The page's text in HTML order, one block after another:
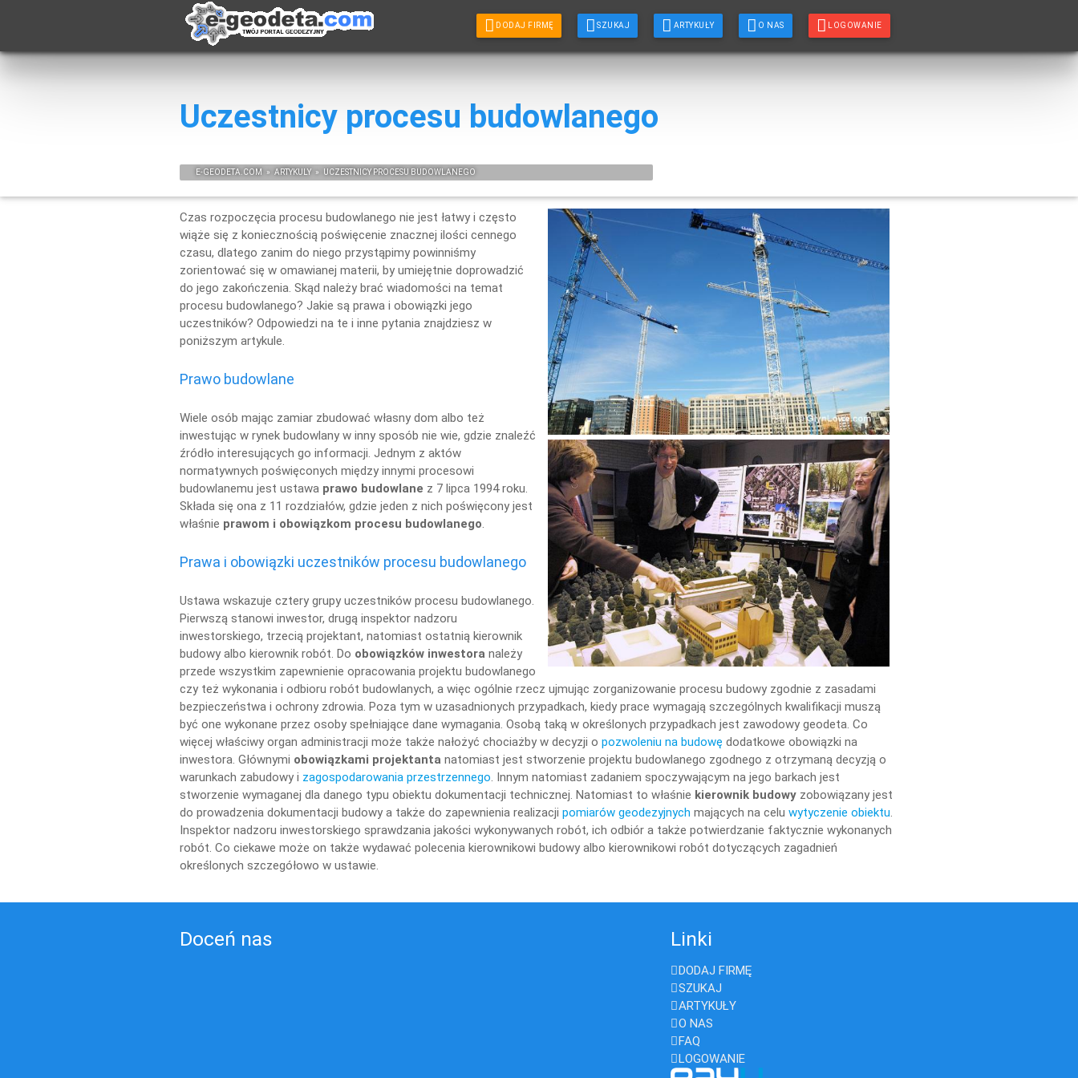
DODAJ FIRMĘ SZUKAJ ARTYKUŁY O NAS LOGOWANIE
Uczestnicy procesu budowlanego
E-GEODETA .COM » ARTYKULY » UCZESTNICY PROCESU BUDOWLANEGO
Czas rozpoczęcia procesu budowlanego nie jest łatwy i często
wiąże się z koniecznością poświęcenie znacznej ilości cennego
czasu, dlatego zanim do niego przystąpimy powinniśmy
zorientować się w omawianej materii, by umiejętnie doprowadzić
do jego zakończenia. Skąd należy brać wiadomości na temat
procesu budowlanego? Jakie są prawa i obowiązki jego
uczestników? Odpowiedzi na te i inne pytania znajdziesz w
poniższym artykule.
Prawo budowlane
Wiele osób mając zamiar zbudować własny dom albo też
inwestując w rynek budowlany w inny sposób nie wie, gdzie znaleźć
źródło interesujących go informacji. Jednym z aktów
normatywnych poświęconych między innymi procesowi
budowlanemu jest ustawa prawo budowlane z 7 lipca 1994 roku.
Składa się ona z 11 rozdziałów, gdzie jeden z nich poświęcony jest
właśnie prawom i obowiązkom procesu budowlanego.
Prawa i obowiązki uczestników procesu budowlanego
Ustawa wskazuje cztery grupy uczestników procesu budowlanego.
Pierwszą stanowi inwestor, drugą inspektor nadzoru
inwestorskiego, trzecią projektant, natomiast ostatnią kierownik
budowy albo kierownik robót. Do obowiązków inwestora należy
przede wszystkim zapewnienie opracowania projektu budowlanego
czy też wykonania i odbioru robót budowlanych, a więc ogólnie rzecz ujmując zorganizowanie procesu budowy zgodnie z zasadami
bezpieczeństwa i ochrony zdrowia. Poza tym w uzasadnionych przypadkach, kiedy prace wymagają szczególnych kwalifikacji muszą
być one wykonane przez osoby spełniające dane wymagania. Osobą taką w określonych przypadkach jest zawodowy geodeta. Co
więcej właściwy organ administracji może także nałożyć chociażby w decyzji opozwoleniu na budowę dodatkowe obowiązki na
inwestora. Głównymi obowiązkami projektanta natomiast jest stworzenie projektu budowlanego zgodnego z otrzymaną decyzją o
warunkach zabudowy i zagospodarowania przestrzennego. Innym natomiast zadaniem spoczywającym na jego barkach jest
stworzenie wymaganej dla danego typu obiektu dokumentacji technicznej. Natomiast to właśnie kierownik budowy zobowiązany jest
do prowadzenia dokumentacji budowy a także do zapewnienia realizacjipomiarów geodezyjnych mających na celuwytyczenie obiektu.
Inspektor nadzoru inwestorskiego sprawdzania jakości wykonywanych robót, ich odbiór a także potwierdzanie faktycznie wykonanych
robót. Co ciekawe może on także wydawać polecenia kierownikowi budowy albo kierownikowi robót dotyczących zagadnień
określonych szczegółowo w ustawie.
Doceń nas Linki
DODAJ FIRMĘ
SZUKAJ
ARTYKUŁY
O NAS
FAQ
LOGOWANIE